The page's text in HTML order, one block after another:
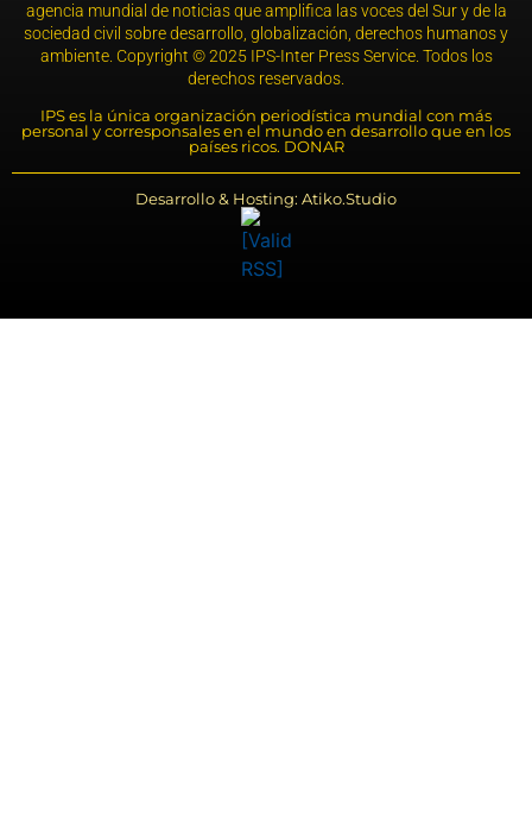
agencia mundial de noticias que amplifica las voces del Sur y de la
sociedad civil sobre desarrollo, globalización, derechos humanos y
ambiente. Copyright © 2025 IPS-Inter Press Service. Todos los
derechos reservados.
IPS es la única organización periodística mundial con más
personal y corresponsales en el mundo en desarrollo que en los
países ricos. DONAR
Desarrollo & Hosting: Atiko.Studio